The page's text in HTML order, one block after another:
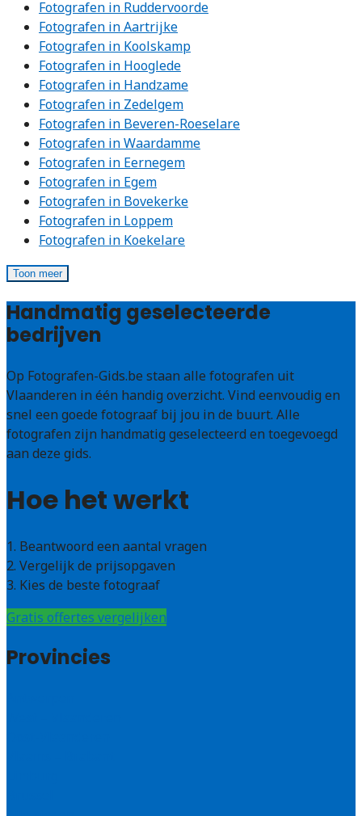
Fotografen in Ruddervoorde
Fotografen in Aartrijke
Fotografen in Koolskamp
Fotografen in Hooglede
Fotografen in Handzame
Fotografen in Zedelgem
Fotografen in Beveren-Roeselare
Fotografen in Waardamme
Fotografen in Eernegem
Fotografen in Egem
Fotografen in Bovekerke
Fotografen in Loppem
Fotografen in Koekelare
Toon meer
Handmatig geselecteerde
bedrijven
Op Fotografen-Gids.be staan alle fotografen uit
Vlaanderen in één handig overzicht. Vind eenvoudig en
snel een goede fotograaf bij jou in de buurt. Alle
fotografen zijn handmatig geselecteerd en toegevoegd
aan deze gids.
Hoe het werkt
1. Beantwoord een aantal vragen
2. Vergelijk de prijsopgaven
3. Kies de beste fotograaf
Gratis offertes vergelijken
Provincies